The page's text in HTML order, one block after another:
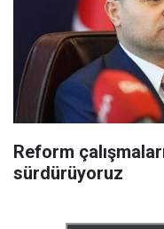
Reform
sürdürüyoruz